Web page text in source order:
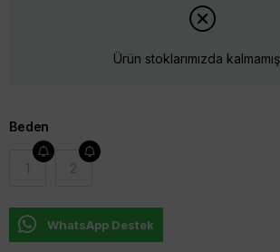
Ürün stoklarımızda
Beden
1 2
WhatsApp Destek